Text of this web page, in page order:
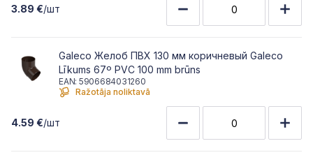
3.89 €/шт
Galeco Желоб ПВХ 130 мм коричневый Galeco
Līkums 67º PVC 100 mm brūns
EAN: 5906684031260
Ražotāja noliktavā
4.59 €/шт